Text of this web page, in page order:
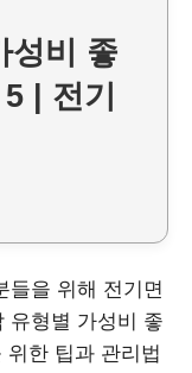
성비 좋
| 전기
들을 위해 전기면
유형별 가성비 좋
한 팁과 관리법